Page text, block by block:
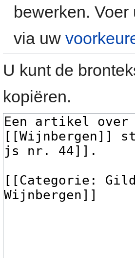
bewerken.
via uw
U kunt de
kopiëren.